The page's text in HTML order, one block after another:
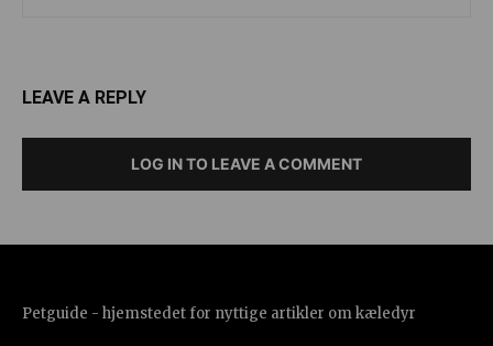
LEAVE A REPLY
LOG IN TO LEAVE A COMMENT
Petguide - hjemstedet for nyttige artikler om kæledyr